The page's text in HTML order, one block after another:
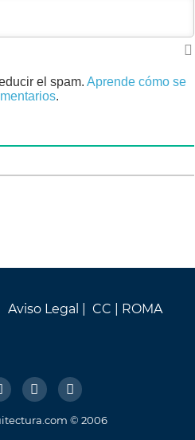
el spam. Aprende cómo se
.
Aviso Legal | CC | ROMA
© 2006